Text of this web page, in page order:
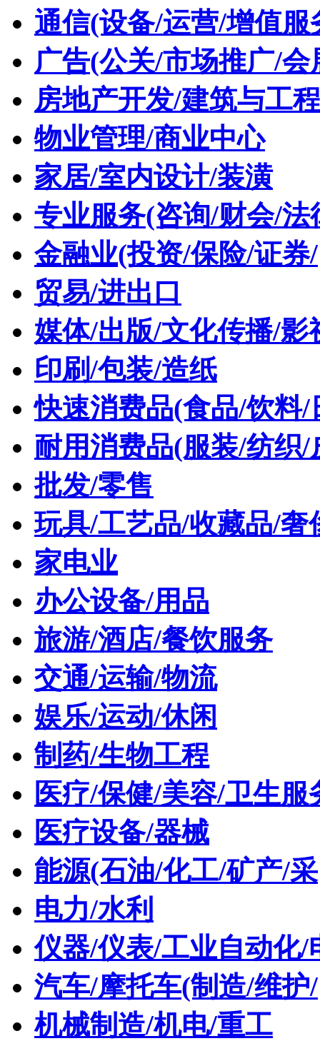
通信(设备/运营/增值服
广告(公关/市场推广/会
房地产开发/建筑与工程
物业管理/商业中心
家居/室内设计/装潢
专业服务(咨询/财会/法
金融业(投资/保险/证券/
贸易/进出口
媒体/出版/文化传播/影
印刷/包装/造纸
快速消费品(食品/饮料/
耐用消费品(服装/纺织/
批发/零售
玩具/工艺品/收藏品/奢
家电业
办公设备/用品
旅游/酒店/餐饮服务
交通/运输/物流
娱乐/运动/休闲
制药/生物工程
医疗/保健/美容/卫生服
医疗设备/器械
能源(石油/化工/矿产/采
电力/水利
仪器/仪表/工业自动化/
汽车/摩托车(制造/维护/
机械制造/机电/重工